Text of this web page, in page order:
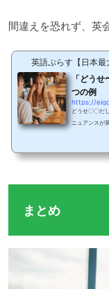
間違えを恐れず、英
英語ぷらす【日本最
「どう
つの例
https://
どうせ〇〇だ
ニュアンスが
たらいいでし
まとめ